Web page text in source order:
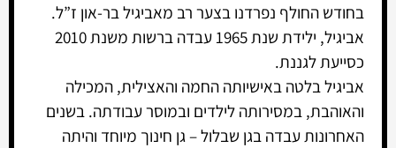
בחודש החולף נפרדנו בצער רב מאביגיל בר-און ז”ל.
אביגיל, ילידת שנת 1965 עבדה ברשות משנת 2010
כסייעת לגננת.
אביגיל בלטה באישיותה החמה והאצילית, המכילה
והאוהבת, במסירותה לילדים ובמוסר עבודתה. בשנים
האחרונות עבדה בגן שבלול – גן חינוך מיוחד והיתה